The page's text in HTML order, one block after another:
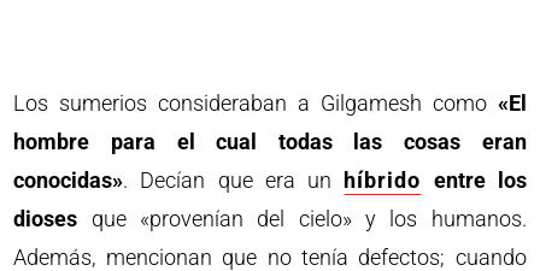
Los sumerios consideraban a Gilgamesh como «El
hombre para el cual todas las cosas eran
conocidas». Decían que era un híbrido entre los
dioses que «provenían del cielo» y los humanos.
Además, mencionan que no tenía defectos; cuando